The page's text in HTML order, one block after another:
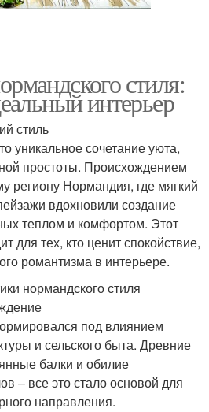
стиля:
интерьер
стиль
уникальное сочетание уюта,
простоты. Происхождением
региону Нормандия, где мягкий
вдохновили создание
теплом и комфортом. Этот
для тех, кто ценит спокойствие,
романтизма в интерьере.
нормандского стиля
под влиянием
и сельского быта. Древние
балки и обилие
– все это стало основой для
направления.